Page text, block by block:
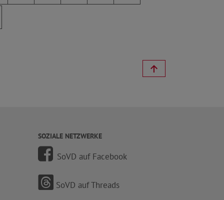
SOZIALE NETZWERKE
SoVD auf Facebook
SoVD auf Threads